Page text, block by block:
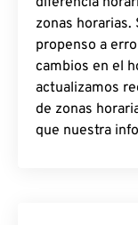
zonas
propenso a
cambios en el
actualizamos
de zonas
que nuestra